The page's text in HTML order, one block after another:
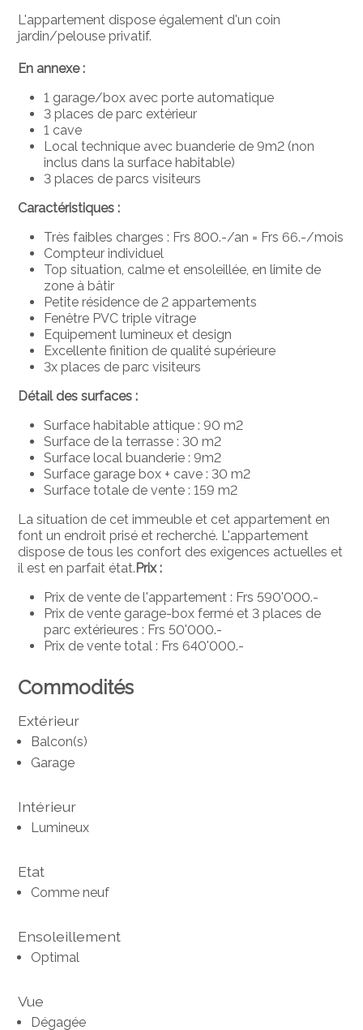
L'appartement dispose également d'un coin
jardin/pelouse privatif.
En annexe :
1 garage/box avec porte automatique
3 places de parc extérieur
1 cave
Local technique avec buanderie de 9m2 (non
inclus dans la surface habitable)
3 places de parcs visiteurs
Caractéristiques :
Très faibles charges : Frs 800.-/an = Frs 66.-/mois
Compteur individuel
Top situation, calme et ensoleillée, en limite de
zone à bâtir
Petite résidence de 2 appartements
Fenêtre PVC triple vitrage
Equipement lumineux et design
Excellente finition de qualité supérieure
3x places de parc visiteurs
Détail des surfaces :
Surface habitable attique : 90 m2
Surface de la terrasse : 30 m2
Surface local buanderie : 9m2
Surface garage box + cave : 30 m2
Surface totale de vente : 159 m2
La situation de cet immeuble et cet appartement en
font un endroit prisé et recherché. L'appartement
dispose de tous les confort des exigences actuelles et
il est en parfait état. Prix :
Prix de vente de l'appartement : Frs 590'000.-
Prix de vente garage-box fermé et 3 places de
parc extérieures : Frs 50'000.-
Prix de vente total : Frs 640'000.-
Commodités
Extérieur
Balcon(s)
Garage
Intérieur
Lumineux
Etat
Comme neuf
Ensoleillement
Optimal
Vue
Dégagée